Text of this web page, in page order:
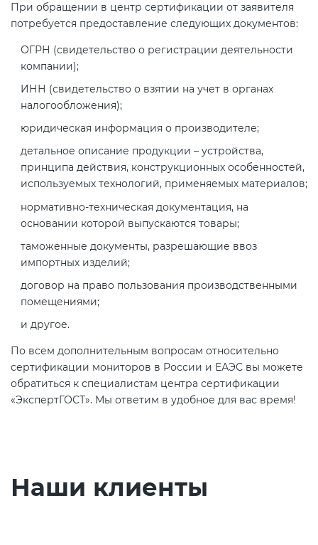
При обращении в центр сертификации от заявителя
потребуется предоставление следующих документов:
ОГРН (свидетельство о регистрации деятельности
компании);
ИНН (свидетельство о взятии на учет в органах
налогообложения);
юридическая информация о производителе;
детальное описание продукции – устройства,
принципа действия, конструкционных особенностей,
используемых технологий, применяемых материалов;
нормативно-техническая документация, на
основании которой выпускаются товары;
таможенные документы, разрешающие ввоз
импортных изделий;
договор на право пользования производственными
помещениями;
и другое.
По всем дополнительным вопросам относительно
сертификации мониторов в России и ЕАЭС вы можете
обратиться к специалистам центра сертификации
«ЭкспертГОСТ». Мы ответим в удобное для вас время!
Наши клиенты